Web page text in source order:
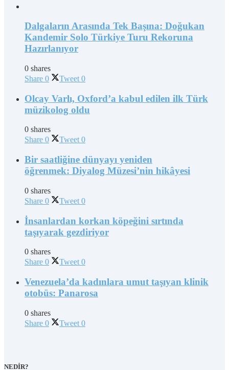
Dalgaların Arasında Tek Başına: Doğukan
Kandemir Solo Türkiye Turu Rekoruna
Hazırlanıyor
0 shares
Share 0 Tweet 0
Olcay Varlı, Oxford’a kabul edilen ilk Türk
müzikolog oldu
0 shares
Share 0 Tweet 0
Bir saatliğine dünyayı yeniden
öğrenmek: Diyalog Müzesi’nin hikâyesi
0 shares
Share 0 Tweet 0
İnsanlardan korkan köpeğini sırtında
taşıyarak gezdiriyor
0 shares
Share 0 Tweet 0
Venezuela’da kadınlara umut taşıyan klinik
otobüs: Panarosa
0 shares
Share 0 Tweet 0
NEDİR?